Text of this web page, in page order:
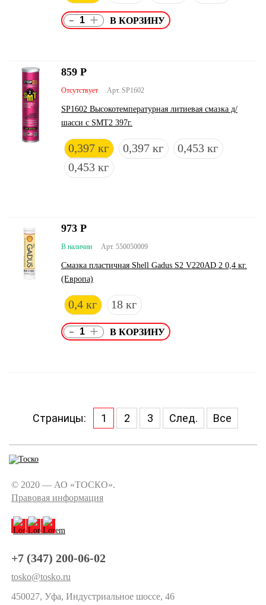
- +
Арт. SP1602
Отсутствует
SP1602 Высокотемпературная литиевая смазка д/
шасси с SMT2 397г.
0,397 кг 0,397 кг
0,453 кг
0,453 кг
859 Р
Арт. 550050009
В наличии
Смазка пластичная Shell Gadus S2 V220AD 2 0,4 кг.
(Европа)
0,4 кг 18 кг
973 Р
- +
Страницы: 1 2 3 След. Все
© 2020 — АО «ТОСКО».
Правовая информация
+7 (347) 200-06-02
tosko@tosko.ru
450027, Уфа, Индустриальное шоссе, 46